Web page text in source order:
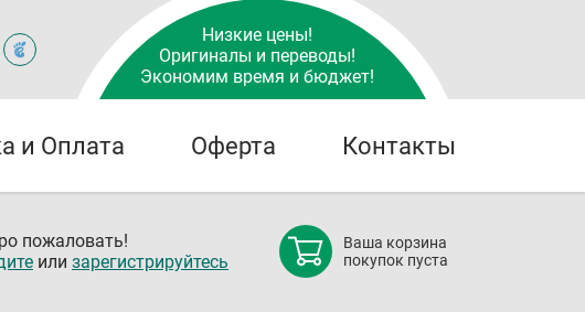
Низкие цены!
Оригиналы и переводы!
Экономим время и бюджет!
и Оплата Оферта Контакты
пожаловать!
или зарегистрируйтесь
Ваша корзина
покупок пуста